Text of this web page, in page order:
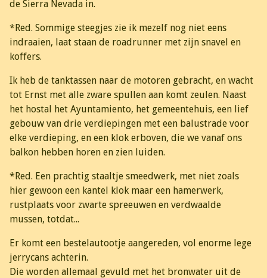
de Sierra Nevada in.
*Red. Sommige steegjes zie ik mezelf nog niet eens
indraaien, laat staan de roadrunner met zijn snavel en
koffers.
Ik heb de tanktassen naar de motoren gebracht, en wacht
tot Ernst met alle zware spullen aan komt zeulen. Naast
het hostal het Ayuntamiento, het gemeentehuis, een lief
gebouw van drie verdiepingen met een balustrade voor
elke verdieping, en een klok erboven, die we vanaf ons
balkon hebben horen en zien luiden.
*Red. Een prachtig staaltje smeedwerk, met niet zoals
hier gewoon een kantel klok maar een hamerwerk,
rustplaats voor zwarte spreeuwen en verdwaalde
mussen, totdat...
Er komt een bestelautootje aangereden, vol enorme lege
jerrycans achterin.
Die worden allemaal gevuld met het bronwater uit de